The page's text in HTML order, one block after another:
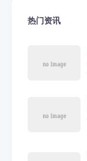
热门资讯